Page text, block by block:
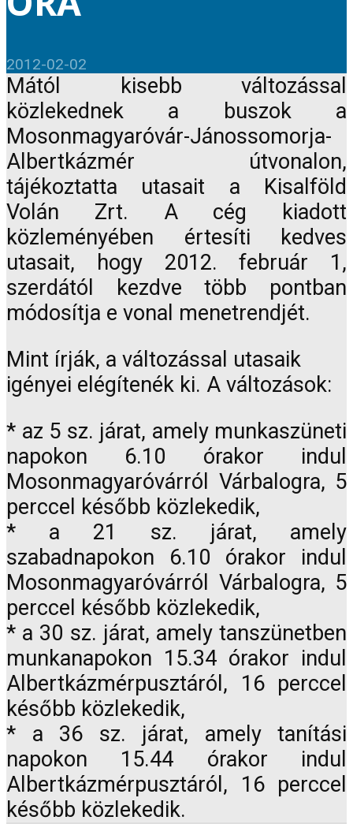
2012-02-02
Mától kisebb változással
közlekednek a buszok a
Mosonmagyaróvár-Jánossomorja-
Albertkázmér útvonalon,
tájékoztatta utasait a Kisalföld
Volán Zrt. A cég kiadott
közleményében értesíti kedves
utasait, hogy 2012. február 1,
szerdától kezdve több pontban
módosítja e vonal menetrendjét.
Mint írják, a változással utasaik
igényei elégítenék ki. A változások:
* az 5 sz. járat, amely munkaszüneti
napokon 6.10 órakor indul
Mosonmagyaróvárról Várbalogra, 5
perccel később közlekedik,
* a 21 sz. járat, amely
szabadnapokon 6.10 órakor indul
Mosonmagyaróvárról Várbalogra, 5
perccel később közlekedik,
* a 30 sz. járat, amely tanszünetben
munkanapokon 15.34 órakor indul
Albertkázmérpusztáról, 16 perccel
később közlekedik,
* a 36 sz. járat, amely tanítási
napokon 15.44 órakor indul
Albertkázmérpusztáról, 16 perccel
később közlekedik.